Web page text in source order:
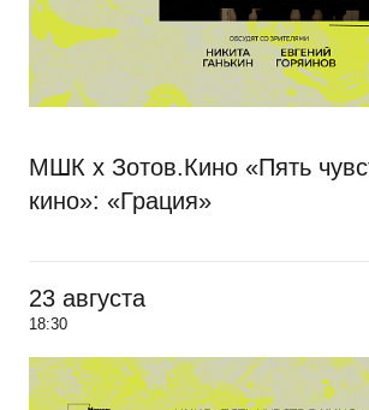
МШК х Зотов.Кино «Пять
кино»: «Грация»
23 августа
18:30